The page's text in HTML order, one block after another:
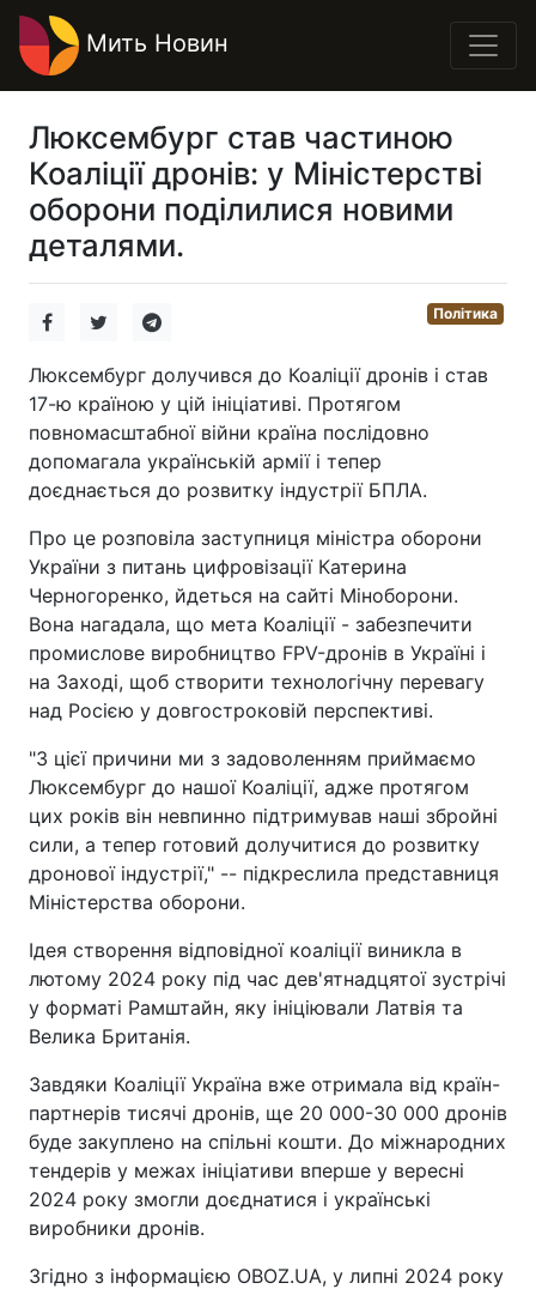
Мить Новин
Люксембург став частиною
Коаліції дронів: у Міністерстві
оборони поділилися новими
деталями.
Політика
Люксембург долучився до Коаліції дронів і став
17-ю країною у цій ініціативі. Протягом
повномасштабної війни країна послідовно
допомагала українській армії і тепер
доєднається до розвитку індустрії БПЛА.
Про це розповіла заступниця міністра оборони
України з питань цифровізації Катерина
Черногоренко, йдеться на сайті Міноборони.
Вона нагадала, що мета Коаліції - забезпечити
промислове виробництво FPV-дронів в Україні і
на Заході, щоб створити технологічну перевагу
над Росією у довгостроковій перспективі.
"З цієї причини ми з задоволенням приймаємо
Люксембург до нашої Коаліції, адже протягом
цих років він невпинно підтримував наші збройні
сили, а тепер готовий долучитися до розвитку
дронової індустрії," -- підкреслила представниця
Міністерства оборони.
Ідея створення відповідної коаліції виникла в
лютому 2024 року під час дев'ятнадцятої зустрічі
у форматі Рамштайн, яку ініціювали Латвія та
Велика Британія.
Завдяки Коаліції Україна вже отримала від країн-
партнерів тисячі дронів, ще 20 000-30 000 дронів
буде закуплено на спільні кошти. До міжнародних
тендерів у межах ініціативи вперше у вересні
2024 року змогли доєднатися і українські
виробники дронів.
Згідно з інформацією OBOZ.UA, у липні 2024 року